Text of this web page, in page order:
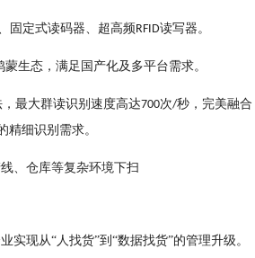
固定式读码器、 超⾼频RFID读写器。
蒙⽣态，满⾜国产化及多平台需求。
最⼤群读识别速度⾼达700次/秒，完美融合
精细识别需求。
、仓库等复杂环境下扫
实现从“⼈找货”到“数据找货”的管理升级。